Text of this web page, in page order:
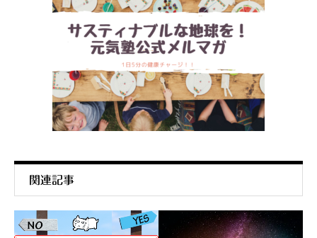
関連記事